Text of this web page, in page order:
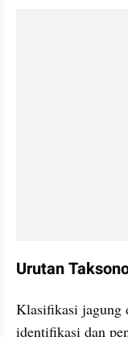
Urutan
Klasifikasi jagung